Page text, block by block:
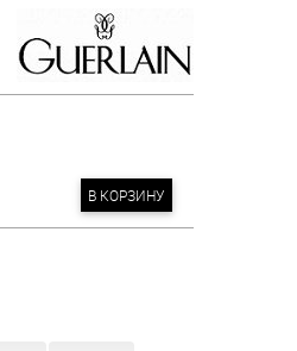
В КОРЗИНУ